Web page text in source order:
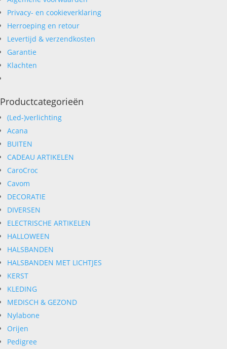
Privacy- en cookieverklaring
Herroeping en retour
Levertijd & verzendkosten
Garantie
Klachten
Productcategorieën
(Led-)verlichting
Acana
BUITEN
CADEAU ARTIKELEN
CaroCroc
Cavom
DECORATIE
DIVERSEN
ELECTRISCHE ARTIKELEN
HALLOWEEN
HALSBANDEN
HALSBANDEN MET LICHTJES
KERST
KLEDING
MEDISCH & GEZOND
Nylabone
Orijen
Pedigree